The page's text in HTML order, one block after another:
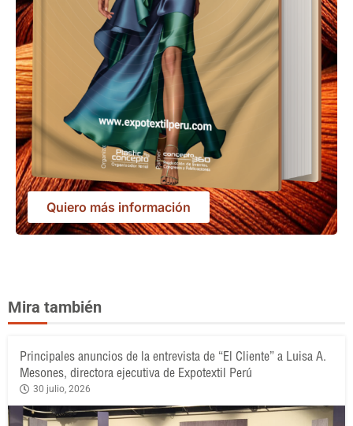
Quiero más información
Mira también
Principales anuncios de la entrevista de “El Cliente” a Luisa A.
Mesones, directora ejecutiva de Expotextil Perú
30 julio, 2026